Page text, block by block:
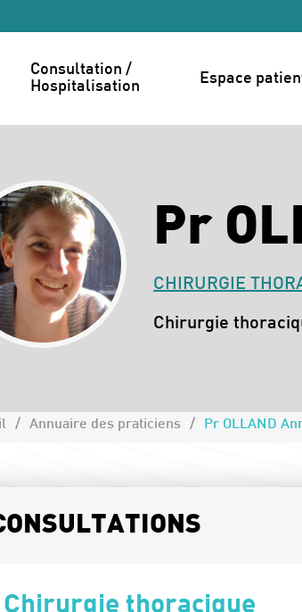
Consultation /
Hospitalisation
Espace
Pr
CHIRURGIE
Spécialités :
Chirurgie
Annuaire des praticiens Pr OLLAND
Chirurgie thoracique